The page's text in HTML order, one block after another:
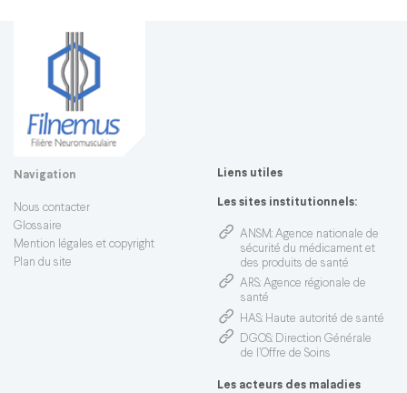
Navigation
Nous contacter
Glossaire
Mention légales et copyright
Plan du site
Liens utiles
Les sites institutionnels:
ANSM: Agence nationale de
sécurité du médicament et
des produits de santé
ARS: Agence régionale de
santé
HAS: Haute autorité de santé
DGOS: Direction Générale
de l’Offre de Soins
Les acteurs des maladies